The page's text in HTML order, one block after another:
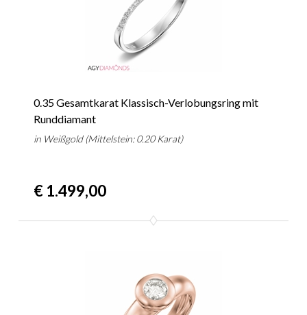
0.35 Gesamtkarat Klassisch-Verlobungsring mit
Runddiamant
in Weißgold (Mittelstein: 0.20 Karat)
€ 1.499,00